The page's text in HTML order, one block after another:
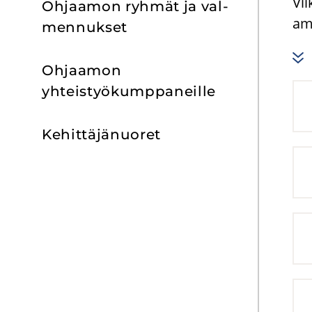
Oh­jaa­mon ryh­mät ja val­
men­nuk­set
Oh­jaa­mon
yhteistyökump­paneille
Ke­hit­tä­jä­nuo­ret